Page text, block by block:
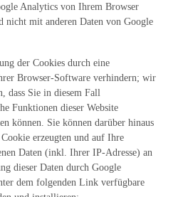
Analytics von Ihrem Browser
nicht mit anderen Daten von Google
der Cookies durch eine
Browser-Software verhindern; wir
dass Sie in diesem Fall
Funktionen dieser Website
können. Sie können darüber hinaus
erzeugten und auf Ihre
Daten (inkl. Ihrer IP-Adresse) an
dieser Daten durch Google
dem folgenden Link verfügbare